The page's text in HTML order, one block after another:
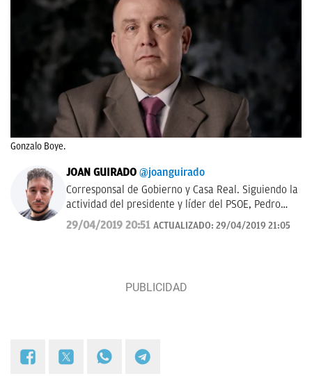
Gonzalo Boye.
JOAN GUIRADO @joanguirado
Corresponsal de Gobierno y Casa Real. Siguiendo la
actividad del presidente y líder del PSOE, Pedro
Sánchez, y del Rey de España. También política
catalana.
29/04/2019 20:51 ACTUALIZADO: 29/04/2019 21:05